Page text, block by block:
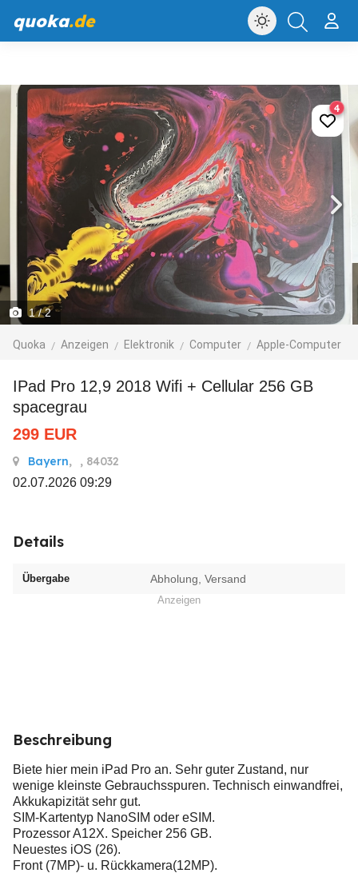
quoka.de
1/ 2
Quoka Anzeigen Elektronik Computer Apple-Computer
4
iPad Pro 12,9 2018 Wifi + Cellular 256 GB
spacegrau
299 EUR
Bayern, , 84032
02.07.2026 09:29
Details
Übergabe Abholung, Versand
Anzeigen
Beschreibung
Biete hier mein iPad Pro an. Sehr guter Zustand, nur
wenige kleinste Gebrauchsspuren. Technisch einwandfrei,
Akkukapizität sehr gut.
SIM-Kartentyp NanoSIM oder eSIM.
Prozessor A12X. Speicher 256 GB.
Neuestes iOS (26).
Front (7MP)- u. Rückkamera(12MP).